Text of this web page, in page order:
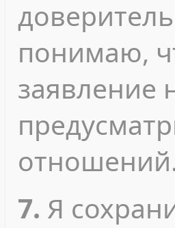
понимаю,
заявление
7. Я